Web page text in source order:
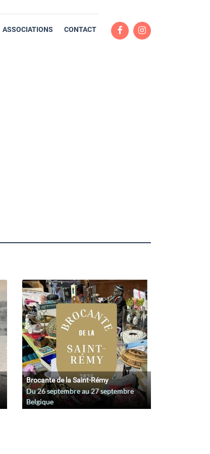
ASSOCIATIONS CONTACT
Brocante de la Saint-Rémy
Du26 septembreau27 septembre
Belgique